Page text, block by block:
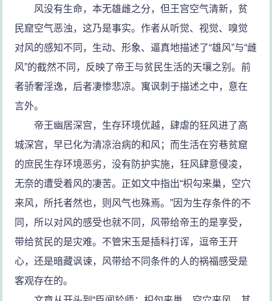
风没有生命，本无雄雌之分，但王宫空气清新，贫
民窟空气恶浊，这乃是事实。作者从听觉、视觉、嗅觉
对风的感知不同，生动、形象、逼真地描述了“雄风”与“雌
风”的截然不同，反映了帝王与贫民生活的天壤之别。前
者骄奢淫逸，后者凄惨悲凉。寓讽刺于描述之中，意在
言外。
帝王幽居深宫，生存环境优越，肆虐的狂风进了高
城深宫，早已化为清凉治病的和风；而生活在穷巷贫窟
的庶民生存环境恶劣，没有防护实施，狂风肆意侵凌，
无奈的遭受着风的凄苦。正如文中指出“枳勾来巢，空穴
来风，所托者然也，则风气也殊焉。”因为生存条件的不
同，所以对风的感受也就不同，风带给帝王的是享受，
带给贫民的是灾难。不管宋玉是插科打诨，逗帝王开
心，还是暗藏讽谏，风带给不同条件的人的祸福感受是
客观存在的。